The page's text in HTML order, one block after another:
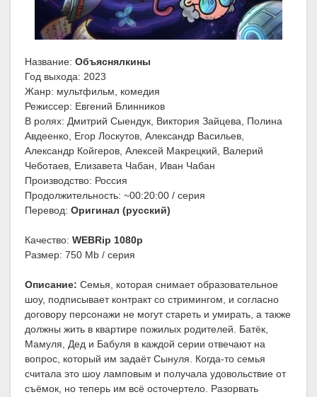
Название: Объяснялкины
Год выхода: 2023
Жанр: мультфильм, комедия
Режиссер: Евгений Блинников
В ролях: Дмитрий Сыендук, Виктория Зайцева, Полина
Авдеенко, Егор Лоскутов, Александр Васильев,
Александр Койгеров, Алексей Макрецкий, Валерий
Чеботаев, Елизавета Чабан, Иван Чабан
Производство: Россия
Продолжительность: ~00:20:00 / серия
Перевод: Оригинал (русский)
Качество: WEBRip 1080p
Размер: 750 Mb / серия
Описание: Семья, которая снимает образовательное
шоу, подписывает контракт со стримингом, и согласно
договору персонажи не могут стареть и умирать, а также
должны жить в квартире пожилых родителей. Батёк,
Мамуля, Дед и Бабуля в каждой серии отвечают на
вопрос, который им задаёт Сынуля. Когда-то семья
считала это шоу ламповым и получала удовольствие от
съёмок, но теперь им всё осточертело. Разорвать